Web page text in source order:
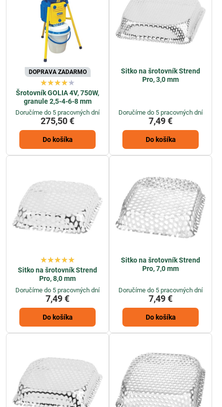
DOPRAVA ZADARMO
Šrotovník GOLIA 4V, 750W,
granule 2,5-4-6-8 mm
Doručíme do 5 pracovných dní
275,50 €
Do košíka
Sitko na šrotovník Strend
Pro, 3,0 mm
Doručíme do 5 pracovných dní
7,49 €
Do košíka
Sitko na šrotovník Strend
Pro, 8,0 mm
Doručíme do 5 pracovných dní
7,49 €
Do košíka
Sitko na šrotovník Strend
Pro, 7,0 mm
Doručíme do 5 pracovných dní
7,49 €
Do košíka